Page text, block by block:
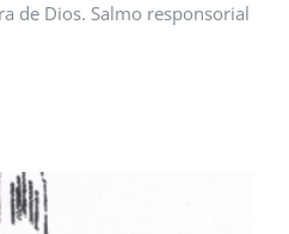
de Dios. Salmo responsorial